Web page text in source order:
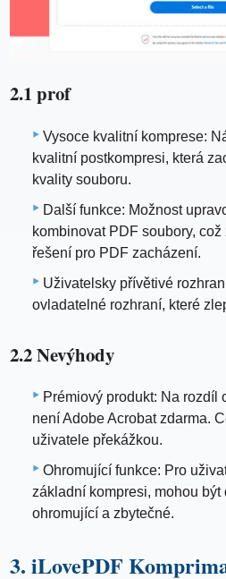
2.1 prof
Vysoce kvalitní komprese:
kvalitní postkompresi, která
kvality souboru.
Další funkce: Možnost
kombinovat PDF soubory,
řešení pro PDF zacházení.
Uživatelsky přívětivé
ovladatelné rozhraní, které
2.2 Nevýhody
Prémiový produkt: Na rozdíl
není Adobe Acrobat zdarma.
uživatele překážkou.
Ohromující funkce: Pro
základní kompresi, mohou být
ohromující a zbytečné.
3. iLovePDF